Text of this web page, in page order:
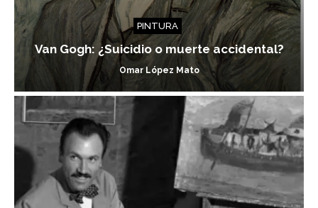
PINTURA
Van Gogh: ¿Suicidio o muerte accidental?
Omar López Mato